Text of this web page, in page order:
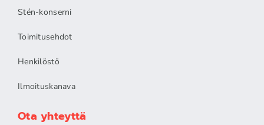
Stén-konserni
Toimitusehdot
Henkilöstö
Ilmoituskanava
Ota yhteyttä